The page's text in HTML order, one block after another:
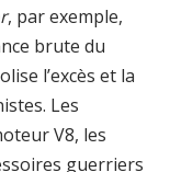
, par exemple,
brute du
l’excès et la
Les
V8, les
guerriers